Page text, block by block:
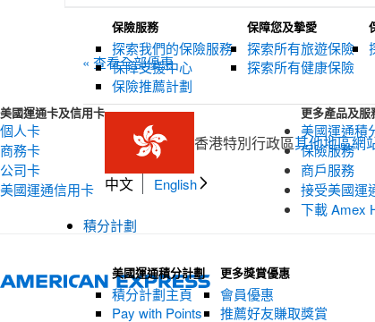
保險服務
探索我們的保險服務
保障支援中心
保險推薦計劃
保障您及摯愛
探索所有旅遊保險
探索所有健康保險
香港特別行政區其他地區網
中文 English
積分計劃
美國運通積分計劃
積分計劃主頁
Pay with Points
更多獎賞優惠
會員優惠
推薦好友賺取獎賞
« 查看全部優惠
美國運通卡及信用卡
個人卡
商務卡
公司卡
美國運通信用卡
更多產品及服
美國運通積
保險服務
商戶服務
接受美國運
下載 Amex